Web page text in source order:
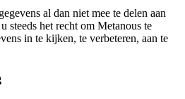
al dan niet mee te delen aan
steeds het recht om Metanous te
in te kijken, te verbeteren, aan te